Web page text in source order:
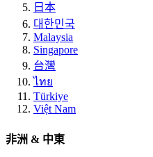
日本
대한민국
Malaysia
Singapore
台灣
ไทย
Türkiye
Việt Nam
非洲 & 中東